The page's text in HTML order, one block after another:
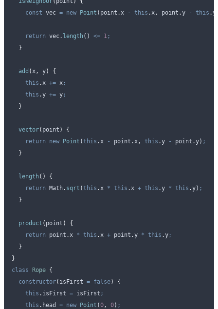
    const
vec = new Point ( point . x - this . x , point .y - this .y
    return
vec. length () <= 1 ;
  }
  add
( x , y)
{
    this
. x += x ;
    this
.y += y ;
  }
  vector
( point )
{
    return
new Point (this . x - point . x , this .y - point .y) ;
  }
  length
()
{
    return
Math. sqrt (this . x * this . x + this .y * this .y) ;
  }
  product
( point )
{
    return
point . x * this . x + point .y * this .y ;
  }
}
class Rope {
  constructor
( isFirst = false)
{
    this
. isFirst = isFirst ;
    this
. head = new Point (0 , 0) ;